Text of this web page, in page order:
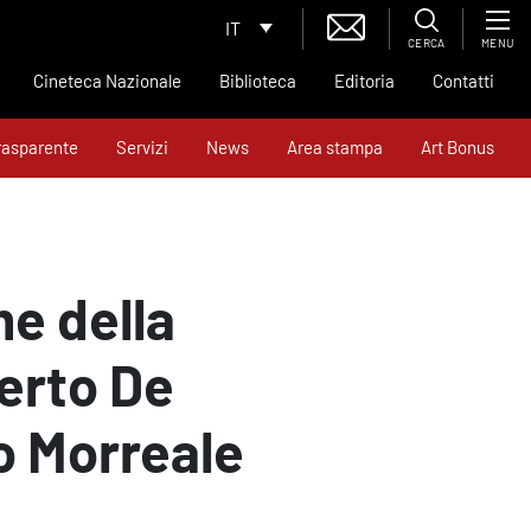
IT
CERCA MENU
Cineteca Nazionale Biblioteca Editoria Contatti
Servizi News Area stampa Art Bonus
della
De
Morreale